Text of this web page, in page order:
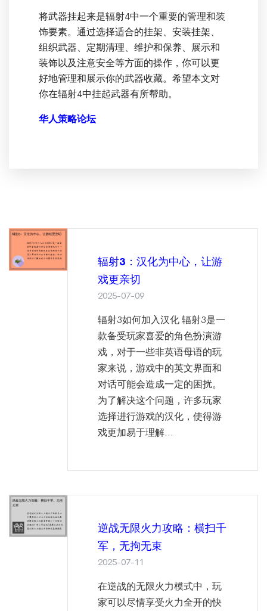
将武器挂起来是辐射4中一个重要的管理和装
饰要素。通过选择适合的挂架、安装挂架、
组织武器、定期清理、维护和保养、展示和
装饰以及注意安全等方面的操作，你可以更
好地管理和展示你的武器收藏。希望本文对
你在辐射4中挂起武器有所帮助。
华人策略论坛
辐射3：汉化为中心，让游
戏更亲切
2025-07-09
辐射3如何加入汉化 辐射3是一
款备受玩家喜爱的角色扮演游
戏，对于一些非英语母语的玩
家来说，游戏中的英文界面和
对话可能会造成一定的困扰。
为了解决这个问题，许多玩家
选择进行游戏的汉化，使得游
戏更加易于理解...
逆战无限火力攻略：横扫千
军，无拘无束
2025-07-11
在逆战的无限火力模式中，玩
家可以尽情享受火力全开的快